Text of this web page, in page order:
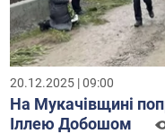
20.12.2025 | 09:00
На Мукачівщині
Іллею Добошом